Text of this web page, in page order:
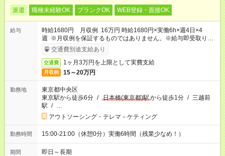
派遣 職種未経験OK ブランクOK WEB登録・面接OK
給与
時給1680円 月収例 16万円 時給1680円×実働6h×週4日×4
週 ※月収例を保証するものではありません。※給与即受取りサ
ービス利用可（利用条件有）
交通費別途支給あり
交通費 1ヶ月3万円を上限として実費支給
月収例 15～20万円
勤務地
東京都中央区
東京駅から徒歩6分 / 日本橋(東京都)駅から徒歩1分 / 三越前
駅 / …
アウトソーシング・テレマ－ケティング
勤務時間 15:00-21:00（休憩0分）実働6時間（残業少なめ！）
期間 即日～長期